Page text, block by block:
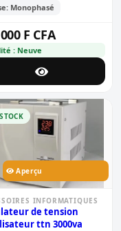
Monophasé
F CFA
: Neuve
Aperçu
INFORMATIQUES
de tension
ttn 3000va